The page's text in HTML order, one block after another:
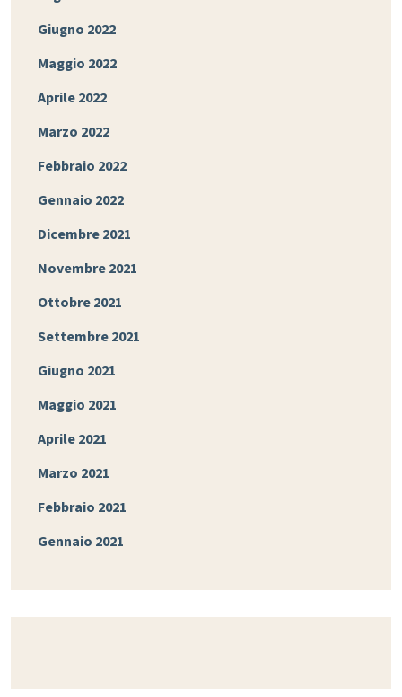
Giugno 2022
Maggio 2022
Aprile 2022
Marzo 2022
Febbraio 2022
Gennaio 2022
Dicembre 2021
Novembre 2021
Ottobre 2021
Settembre 2021
Giugno 2021
Maggio 2021
Aprile 2021
Marzo 2021
Febbraio 2021
Gennaio 2021